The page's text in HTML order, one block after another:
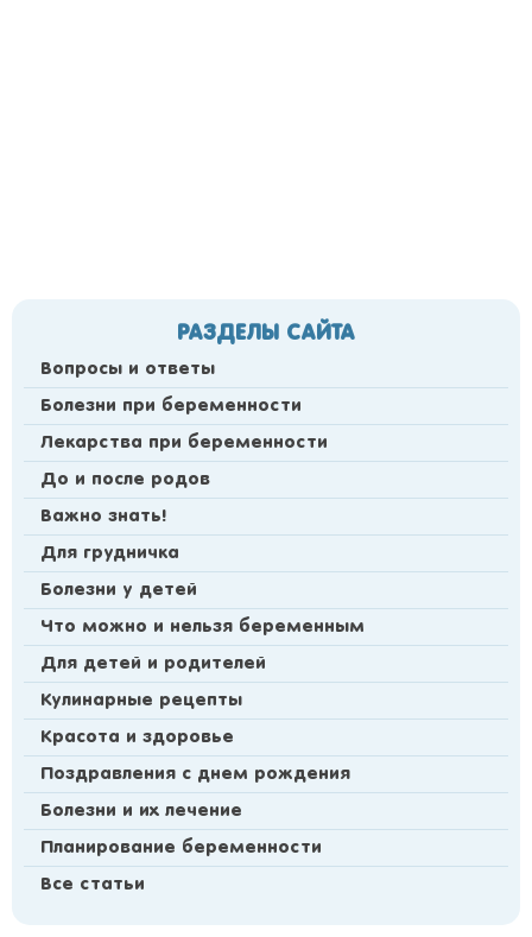
РАЗДЕЛЫ САЙТА
Вопросы и ответы
Болезни при беременности
Лекарства при беременности
До и после родов
Важно знать!
Для грудничка
Болезни у детей
Что можно и нельзя беременным
Для детей и родителей
Кулинарные рецепты
Красота и здоровье
Поздравления с днем рождения
Болезни и их лечение
Планирование беременности
Все статьи